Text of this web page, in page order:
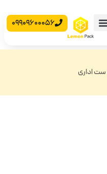
09909600056
اداری